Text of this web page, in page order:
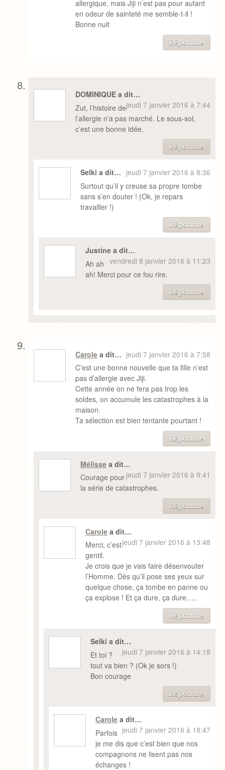
allergique, mais Jiji n’est pas pour autant
en odeur de sainteté me semble-t-il !
Bonne nuit
Répondre
DOMINIQUE a dit…
jeudi 7 janvier 2016 à 7:44
Zut, l’histoire de
l’allergie n’a pas marché. Le sous-sol,
c’est une bonne idée.
Répondre
Selki a dit… jeudi 7 janvier 2016 à 8:36
Surtout qu’il y creuse sa propre tombe
sans s’en douter ! (Ok, je repars
travailler !)
Répondre
Justine a dit…
vendredi 8 janvier 2016 à 11:23
Ah ah
ah! Merci pour ce fou rire.
Répondre
Carolea dit… jeudi 7 janvier 2016 à 7:58
C’est une bonne nouvelle que ta fille n’est
pas d’allergie avec Jiji.
Cette année on ne fera pas trop les
soldes, on accumule les catastrophes à la
maison.
Ta sélection est bien tentante pourtant !
Répondre
Mélissea dit…
jeudi 7 janvier 2016 à 9:41
Courage pour
la série de catastrophes.
Répondre
Carolea dit…
jeudi 7 janvier 2016 à 13:48
Merci, c’est
gentil.
Je crois que je vais faire désenvouter
l’Homme. Dès qu’il pose ses yeux sur
quelque chose, ça tombe en panne ou
ça explose ! Et ça dure, ça dure…..
Répondre
Selki a dit…
jeudi 7 janvier 2016 à 14:18
Et toi ?
tout va bien ? (Ok je sors !)
Bon courage
Répondre
Carolea dit…
jeudi 7 janvier 2016 à 18:47
Parfois
je me dis que c’est bien que nos
compagnons ne lisent pas nos
échanges !